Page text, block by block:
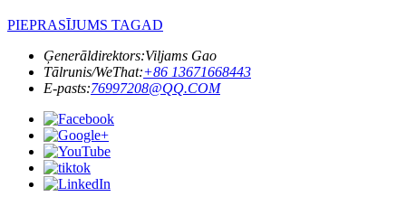
PIEPRASĪJUMS TAGAD
Ģenerāldirektors:Viljams Gao
Tālrunis/WeThat:+86 13671668443
E-pasts:76997208@QQ.COM